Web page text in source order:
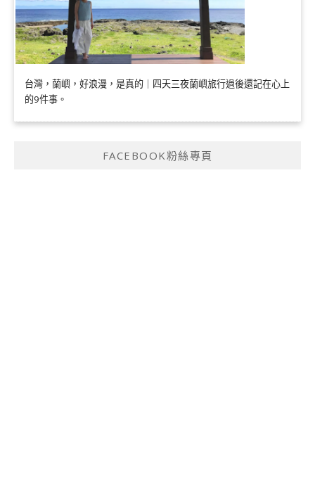
台灣，蘭嶼，好浪漫，是真的｜四天三夜蘭嶼旅行過後還記在心上
的9件事。
FACEBOOK粉絲專頁